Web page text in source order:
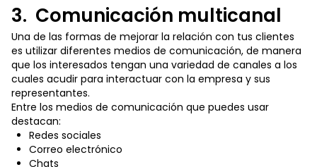
3. Comunicación multicanal
Una de las formas de mejorar la relación con tus clientes
es utilizar diferentes medios de comunicación, de manera
que los interesados tengan una variedad de canales a los
cuales acudir para interactuar con la empresa y sus
representantes.
Entre los medios de comunicación que puedes usar
destacan:
Redes sociales
Correo electrónico
Chats